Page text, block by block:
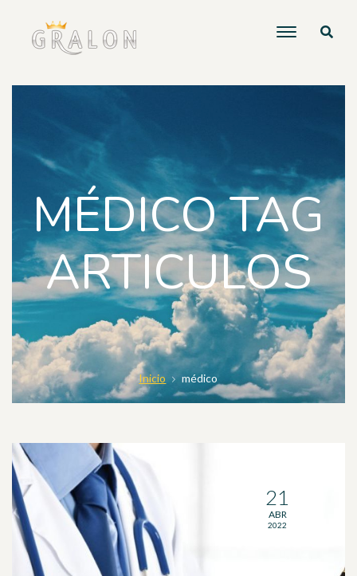
MÉDICO TAG
ARTICULOS
Inicio médico
21
ABR
2022